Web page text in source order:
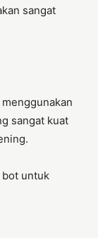
sangat
sangat kuat
bot untuk